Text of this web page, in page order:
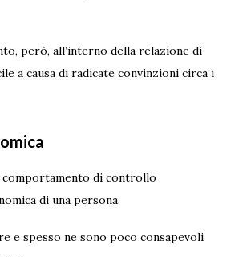
però, all’interno della relazione di
a causa di radicate convinzioni circa i
comportamento di controllo
di una persona.
e spesso ne sono poco consapevoli